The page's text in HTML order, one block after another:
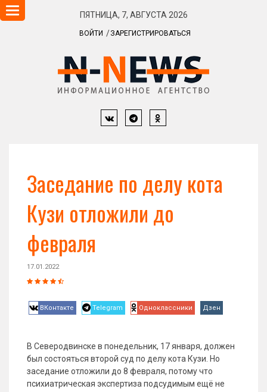
ПЯТНИЦА, 7, АВГУСТА 2026
ВОЙТИ ЗАРЕГИСТРИРОВАТЬСЯ
Навигация
Заседание по делу кота
Кузи отложили до
февраля
17.01.2022
ВКонтакте Telegram Одноклассники Дзен
В Северодвинске в понедельник, 17 января, должен
был состояться второй суд по делу кота Кузи. Но
заседание отложили до 8 февраля, потому что
психиатрическая экспертиза подсудимым ещё не